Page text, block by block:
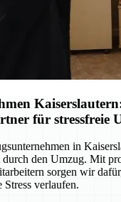
für stressfreie
in
den Umzug. Mit
sorgen wir
Stress verlaufen.